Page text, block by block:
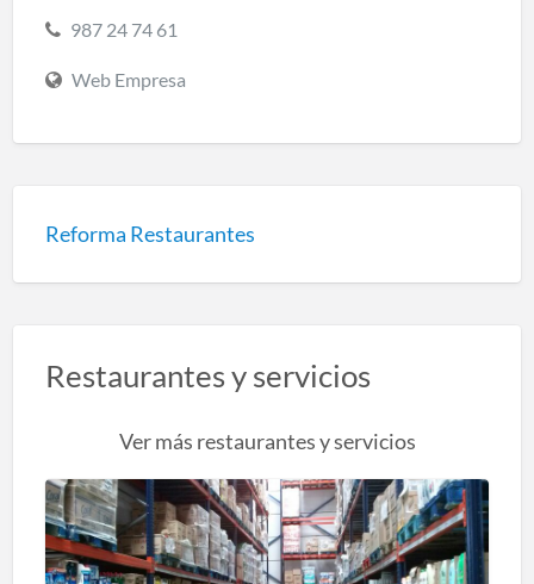
987 24 74 61
Web Empresa
Reforma Restaurantes
Restaurantes y servicios
Ver más restaurantes y servicios